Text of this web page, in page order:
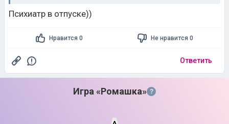
Психиатр в отпуске))
Нравится 0 Не нравится 0
Ответить
Игра «Ромашка» ?